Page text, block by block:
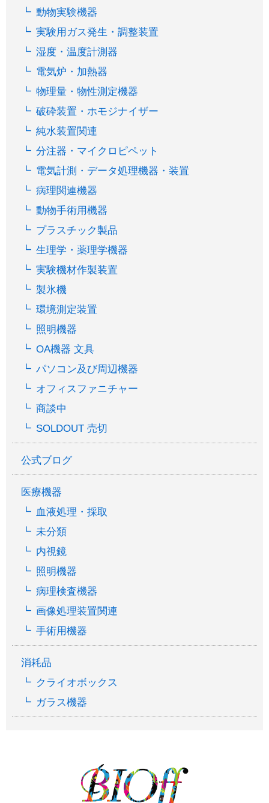
動物実験機器
実験用ガス発生・調整装置
湿度・温度計測器
電気炉・加熱器
物理量・物性測定機器
破砕装置・ホモジナイザー
純水装置関連
分注器・マイクロピペット
電気計測・データ処理機器・装置
病理関連機器
動物手術用機器
プラスチック製品
生理学・薬理学機器
実験機材作製装置
製氷機
環境測定装置
照明機器
OA機器 文具
パソコン及び周辺機器
オフィスファニチャー
商談中
SOLDOUT 売切
公式ブログ
医療機器
血液処理・採取
未分類
内視鏡
照明機器
病理検査機器
画像処理装置関連
手術用機器
消耗品
クライオボックス
ガラス機器